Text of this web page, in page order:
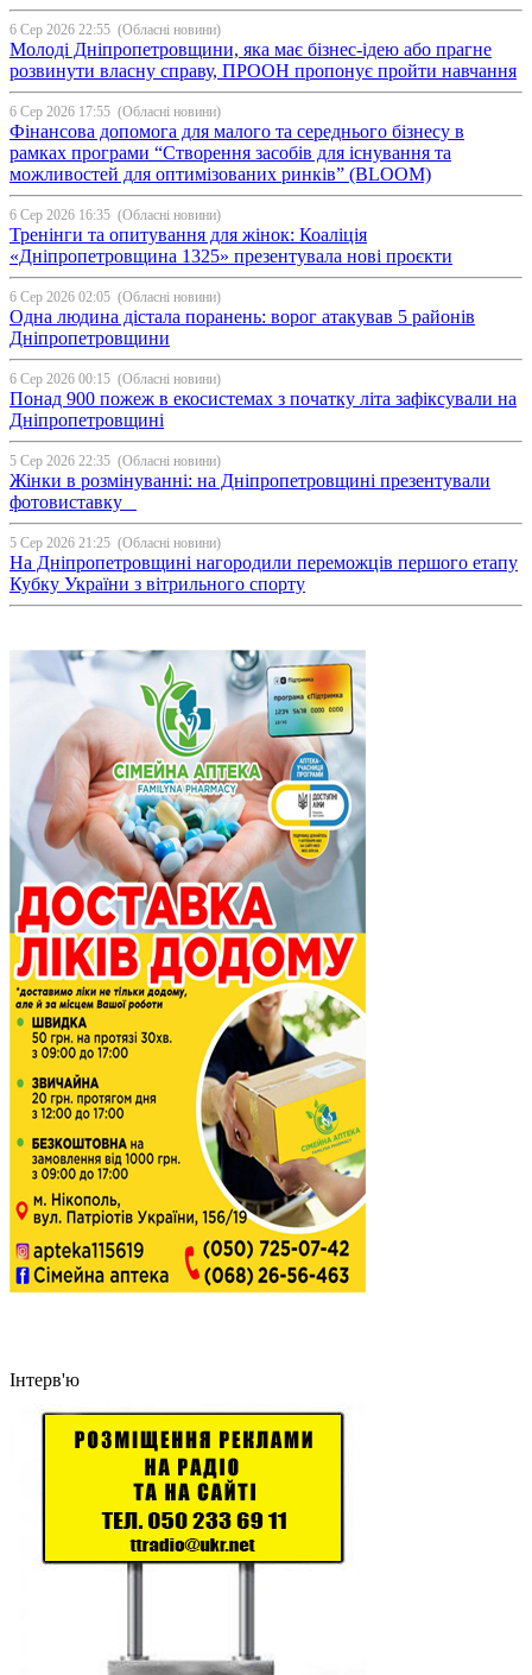
6 Сер 2026 22:55 (Обласні новини)
Молоді Дніпропетровщини, яка має бізнес-ідею або прагне
розвинути власну справу, ПРООН пропонує пройти навчання
6 Сер 2026 17:55 (Обласні новини)
Фінансова допомога для малого та середнього бізнесу в
рамках програми “Створення засобів для існування та
можливостей для оптимізованих ринків” (BLOOM)
6 Сер 2026 16:35 (Обласні новини)
Тренінги та опитування для жінок: Коаліція
«Дніпропетровщина 1325» презентувала нові проєкти
6 Сер 2026 02:05 (Обласні новини)
Одна людина дістала поранень: ворог атакував 5 районів
Дніпропетровщини
6 Сер 2026 00:15 (Обласні новини)
Понад 900 пожеж в екосистемах з початку літа зафіксували на
Дніпропетровщині
5 Сер 2026 22:35 (Обласні новини)
Жінки в розмінуванні: на Дніпропетровщині презентували
фотовиставку
5 Сер 2026 21:25 (Обласні новини)
На Дніпропетровщині нагородили переможців першого етапу
Кубку України з вітрильного спорту
Інтерв'ю